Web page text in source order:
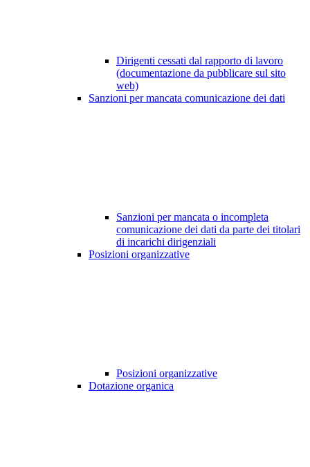
Dirigenti cessati dal rapporto di lavoro
(documentazione da pubblicare sul sito
web)
Sanzioni per mancata comunicazione dei dati
Sanzioni per mancata o incompleta
comunicazione dei dati da parte dei titolari
di incarichi dirigenziali
Posizioni organizzative
Posizioni organizzative
Dotazione organica